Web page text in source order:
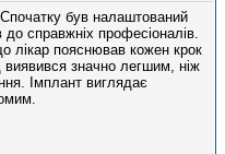
був налаштований
до справжніх професіоналів.
лікар пояснював кожен крок
значно легшим, ніж
Імплант виглядає